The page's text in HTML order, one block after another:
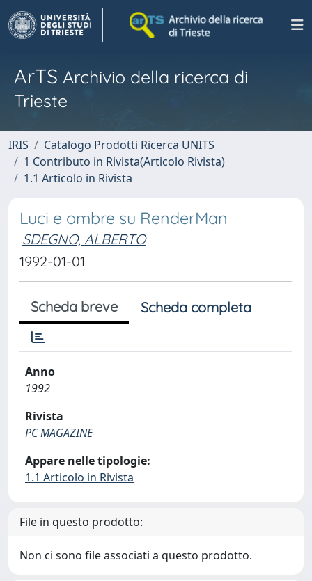
ArTS Archivio della ricerca di
Trieste
IRIS
Catalogo Prodotti Ricerca UNITS
1 Contributo in Rivista(Articolo Rivista)
1.1 Articolo in Rivista
Luci e ombre su RenderMan
SDEGNO, ALBERTO
1992-01-01
Scheda breve Scheda completa
Anno
1992
Rivista
PC MAGAZINE
Appare nelle tipologie:
1.1 Articolo in Rivista
File in questo prodotto:
Non ci sono file associati a questo prodotto.